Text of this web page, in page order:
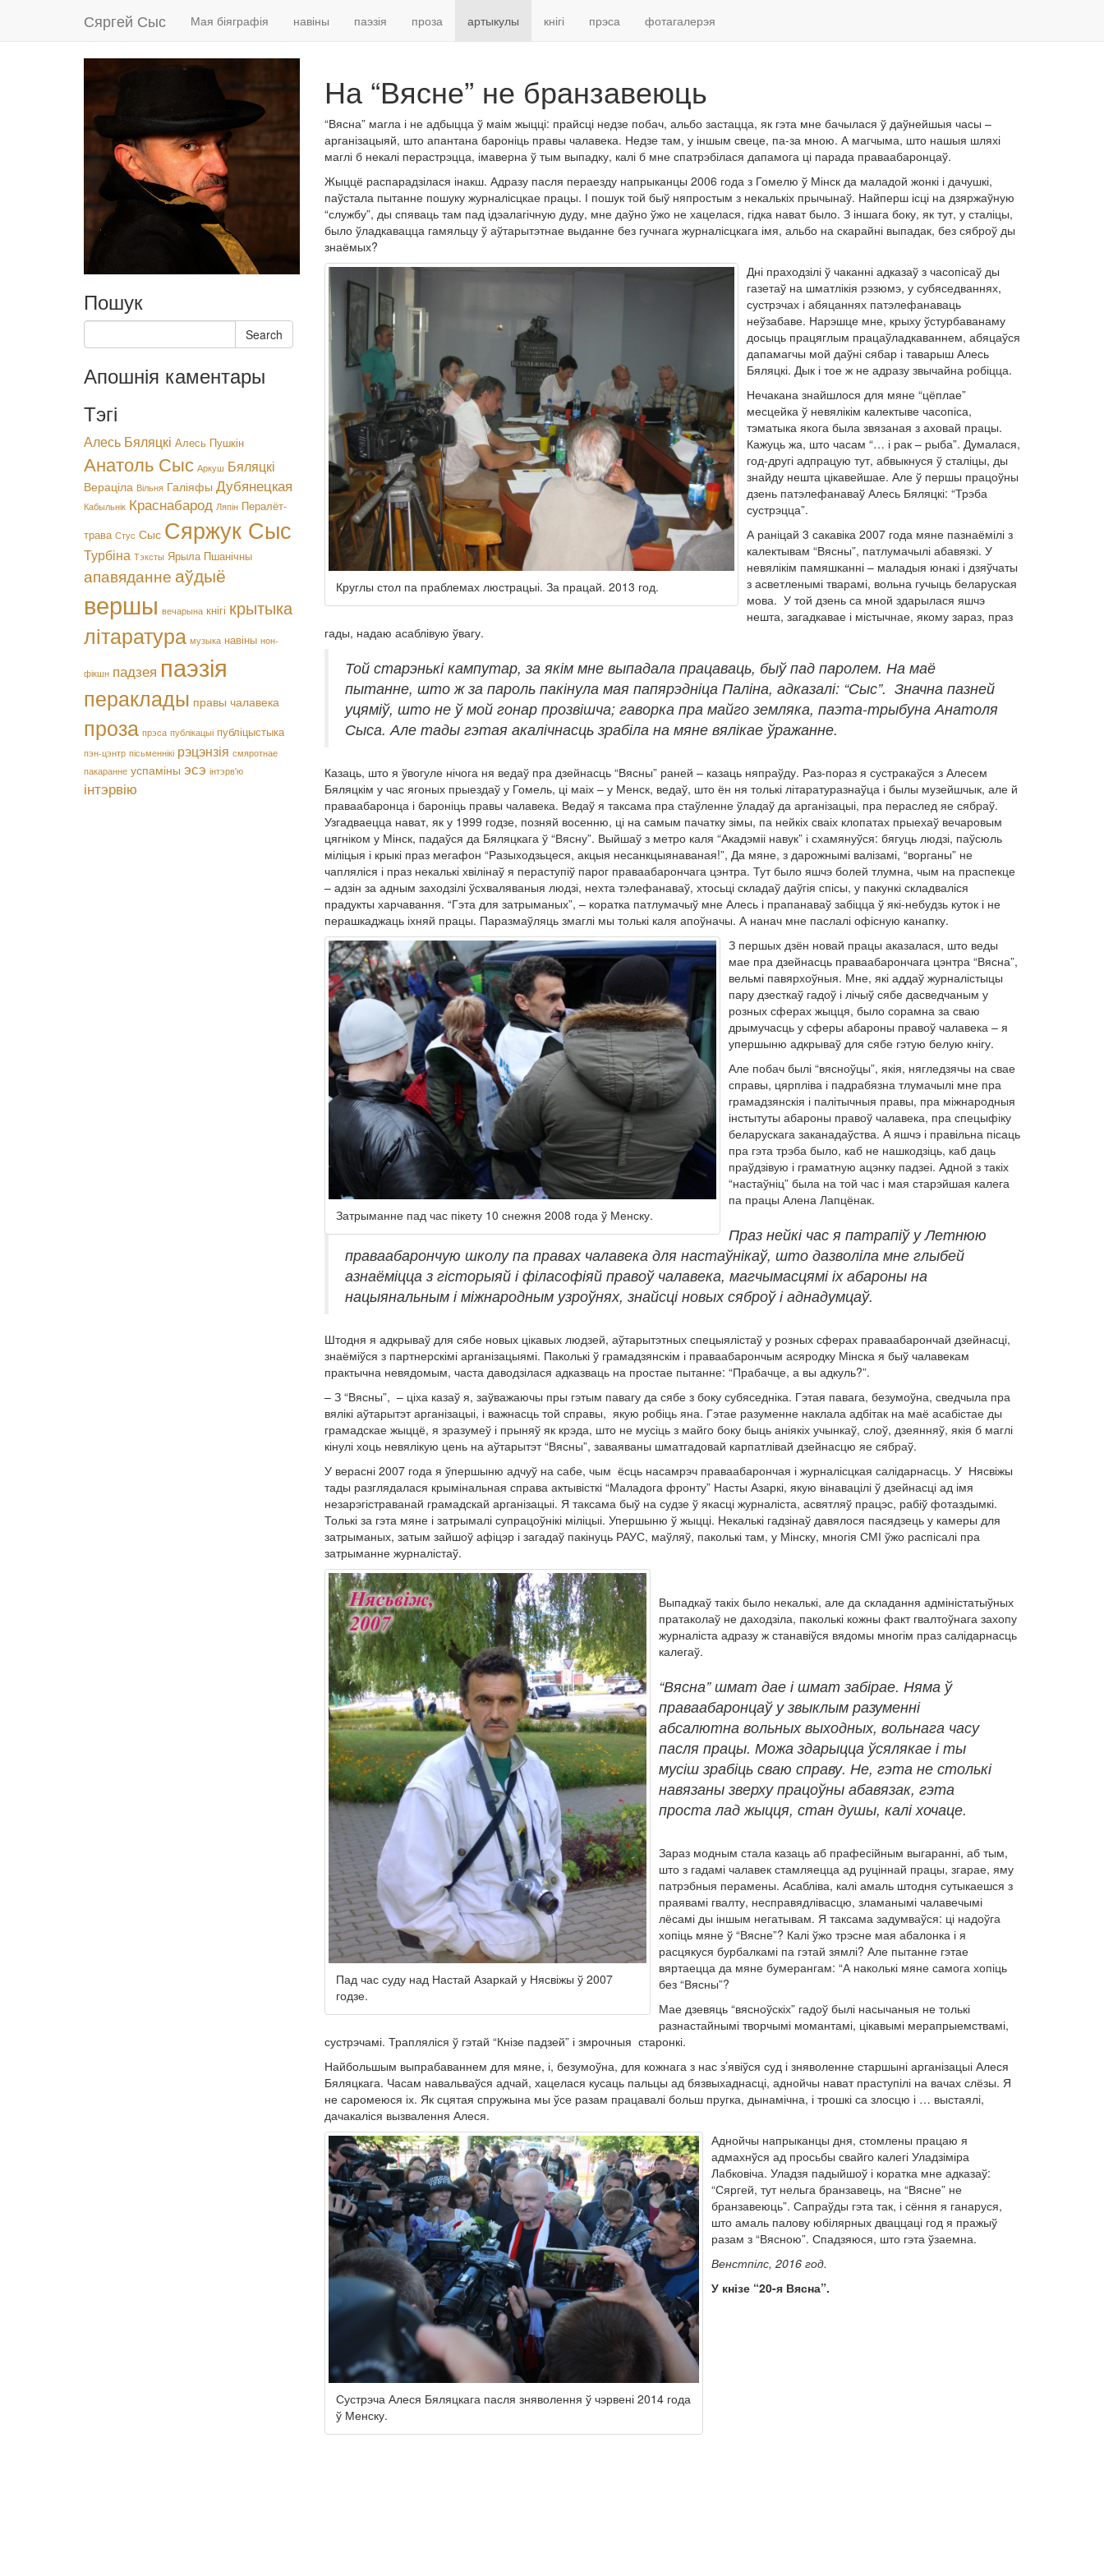
Сяргей Сыс Мая біяграфія навіны паэзія проза артыкулы кнігі прэса фотагалерэя
Пошук
Search
for:
Search
Апошнія каментары
Тэгі
Алесь Бяляцкі Алесь Пушкін
Анатоль Сыс Аркуш Бяляцкі
Вераціла Вільня Галіяфы Дубянецкая
Кабыльнік Краснабарод Ляпін Пералёт-
трава Стус Сыс Сяржук Сыс
Турбіна Тэксты Ярыла Пшанічны
апавяданне аўдыё
вершы вечарына кнігі крытыка
літаратура музыка навіны нон-
фікшн падзея паэзія
пераклады правы чалавека
проза прэса публікацыі публіцыстыка
пэн-цэнтр пісьменнікі рэцэнзія смяротнае
пакаранне успаміны эсэ інтэрв'ю
інтэрвію
На “Вясне” не бранзавеюць
“Вясна” магла і не адбыцца ў маім жыцці: прайсці недзе побач, альбо застацца, як гэта мне бачылася ў даўнейшыя часы –
арганізацыяй, што апантана бароніць правы чалавека. Недзе там, у іншым свеце, па-за мною. А магчыма, што нашыя шляхі
маглі б некалі перастрэцца, імаверна ў тым выпадку, калі б мне спатрэбілася дапамога ці парада праваабаронцаў.
Жыццё распарадзілася інакш. Адразу пасля пераезду напрыканцы 2006 года з Гомелю ў Мінск да маладой жонкі і дачушкі,
паўстала пытанне пошуку журналісцкае працы. І пошук той быў няпростым з некалькіх прычынаў. Найперш ісці на дзяржаўную
“службу”, ды спяваць там пад ідэалагічную дуду, мне даўно ўжо не хацелася, гідка нават было. З іншага боку, як тут, у сталіцы,
было ўладкавацца гамяльцу ў аўтарытэтнае выданне без гучнага журналісцкага імя, альбо на скарайні выпадак, без сяброў ды
знаёмых?
Круглы стол па праблемах люстрацыі. За працай. 2013 год.
Дні праходзілі ў чаканні адказаў з часопісаў ды
газетаў на шматлікія рэзюмэ, у субяседваннях,
сустрэчах і абяцаннях патэлефанаваць
неўзабаве. Нарэшце мне, крыху ўстурбаванаму
досыць працяглым працаўладкаваннем, абяцаўся
дапамагчы мой даўні сябар і таварыш Алесь
Бяляцкі. Дык і тое ж не адразу звычайна робіцца.
Нечакана знайшлося для мяне “цёплае”
месцейка ў невялікім калектыве часопіса,
тэматыка якога была звязаная з аховай працы.
Кажуць жа, што часам “… і рак – рыба”. Думалася,
год-другі адпрацую тут, абвыкнуся ў сталіцы, ды
знайду нешта цікавейшае. Але ў першы працоўны
дзень патэлефанаваў Алесь Бяляцкі: “Трэба
сустрэцца”.
А раніцай 3 сакавіка 2007 года мяне пазнаёмілі з
калектывам “Вясны”, патлумачылі абавязкі. У
невялікім памяшканні – маладыя юнакі і дзяўчаты
з асветленымі тварамі, вольна гучыць беларуская
мова. У той дзень са мной здарылася яшчэ
нешта, загадкавае і містычнае, якому зараз, праз
гады, надаю асаблівую ўвагу.
Той старэнькі кампутар, за якім мне выпадала працаваць, быў пад паролем. На маё
пытанне, што ж за пароль пакінула мая папярэдніца Паліна, адказалі: “Сыс”. Значна пазней
уцяміў, што не ў мой гонар прозвішча; гаворка пра майго земляка, паэта-трыбуна Анатоля
Сыса. Але тады гэтая акалічнасць зрабіла на мяне вялікае ўражанне.
Казаць, што я ўвогуле нічога ня ведаў пра дзейнасць “Вясны” раней – казаць няпраўду. Раз-пораз я сустракаўся з Алесем
Бяляцкім у час ягоных прыездаў у Гомель, ці маіх – у Менск, ведаў, што ён ня толькі літаратуразнаўца і былы музейшчык, але й
праваабаронца і бароніць правы чалавека. Ведаў я таксама пра стаўленне ўладаў да арганізацыі, пра пераслед яе сябраў.
Узгадваецца нават, як у 1999 годзе, позняй восенню, ці на самым пачатку зімы, па нейкіх сваіх клопатах прыехаў вечаровым
цягніком у Мінск, падаўся да Бяляцкага ў “Вясну”. Выйшаў з метро каля “Акадэміі навук” і схамянуўся: бягуць людзі, паўсюль
міліцыя і крыкі праз мегафон “Разыходзьцеся, акцыя несанкцыянаваная!”, Да мяне, з дарожнымі валізамі, “ворганы” не
чапляліся і праз некалькі хвілінаў я пераступіў парог праваабарончага цэнтра. Тут было яшчэ болей тлумна, чым на праспекце
– адзін за адным заходзілі ўсхваляваныя людзі, нехта тэлефанаваў, хтосьці складаў даўгія спісы, у пакункі складваліся
прадукты харчавання. “Гэта для затрыманых”, – коратка патлумачыў мне Алесь і прапанаваў забіцца ў які-небудзь куток і не
перашкаджаць іхняй працы. Паразмаўляць змаглі мы толькі каля апоўначы. А нанач мне паслалі офісную канапку.
Затрыманне пад час пікету 10 снежня 2008 года ў Менску.
З першых дзён новай працы аказалася, што веды
мае пра дзейнасць праваабарончага цэнтра “Вясна”,
вельмі павярхоўныя. Мне, які аддаў журналістыцы
пару дзесткаў гадоў і лічыў сябе дасведчаным у
розных сферах жыцця, было сорамна за сваю
дрымучасць у сферы абароны правоў чалавека – я
упершыню адкрываў для сябе гэтую белую кнігу.
Але побач былі “вясноўцы”, якія, нягледзячы на свае
справы, цярпліва і падрабязна тлумачылі мне пра
грамадзянскія і палітычныя правы, пра міжнародныя
інстытуты абароны правоў чалавека, пра спецыфіку
беларускага заканадаўства. А яшчэ і правільна пісаць
пра гэта трэба было, каб не нашкодзіць, каб даць
праўдзівую і граматную ацэнку падзеі. Адной з такіх
“настаўніц” была на той час і мая старэйшая калега
па працы Алена Лапцёнак.
Праз нейкі час я патрапіў у Летнюю
праваабарончую школу па правах чалавека для настаўнікаў, што дазволіла мне глыбей
азнаёміцца з гісторыяй і філасофіяй правоў чалавека, магчымасцямі іх абароны на
нацыянальным і міжнародным узроўнях, знайсці новых сяброў і аднадумцаў.
Штодня я адкрываў для сябе новых цікавых людзей, аўтарытэтных спецыялістаў у розных сферах праваабарончай дзейнасці,
знаёміўся з партнерскімі арганізацыямі. Паколькі ў грамадзянскім і праваабарончым асяродку Мінска я быў чалавекам
практычна невядомым, часта даводзілася адказваць на простае пытанне: “Прабачце, а вы адкуль?”.
– З “Вясны”, – ціха казаў я, заўважаючы пры гэтым павагу да сябе з боку субяседніка. Гэтая павага, безумоўна, сведчыла пра
вялікі аўтарытэт арганізацыі, і важнасць той справы, якую робіць яна. Гэтае разуменне наклала адбітак на маё асабістае ды
грамадскае жыццё, я зразумеў і прыняў як крэда, што не мусіць з майго боку быць аніякіх учынкаў, слоў, дзеянняў, якія б маглі
кінулі хоць невялікую цень на аўтарытэт “Вясны”, заваяваны шматгадовай карпатлівай дзейнасцю яе сябраў.
У верасні 2007 года я ўпершыню адчуў на сабе, чым ёсць насамрэч праваабарончая і журналісцкая салідарнасць. У Нясвіжы
тады разглядалася крымінальная справа актывісткі “Маладога фронту” Насты Азаркі, якую вінавацілі ў дзейнасці ад імя
незарэгістраванай грамадскай арганізацыі. Я таксама быў на судзе ў якасці журналіста, асвятляў працэс, рабіў фотаздымкі.
Толькі за гэта мяне і затрымалі супрацоўнікі міліцыі. Упершыню ў жыцці. Некалькі гадзінаў давялося пасядзець у камеры для
затрыманых, затым зайшоў афіцэр і загадаў пакінуць РАУС, маўляў, паколькі там, у Мінску, многія СМІ ўжо распісалі пра
затрыманне журналістаў.
Пад час суду над Настай Азаркай у Нясвіжы ў 2007
годзе.
Выпадкаў такіх было некалькі, але да складання адміністатыўных
пратаколаў не даходзіла, паколькі кожны факт гвалтоўнага захопу
журналіста адразу ж станавіўся вядомы многім праз салідарнасць
калегаў.
“Вясна” шмат дае і шмат забірае. Няма ў
праваабаронцаў у звыклым разуменні
абсалютна вольных выходных, вольнага часу
пасля працы. Можа здарыцца ўсялякае і ты
мусіш зрабіць сваю справу. Не, гэта не столькі
навязаны зверху працоўны абавязак, гэта
проста лад жыцця, стан душы, калі хочаце.
Зараз модным стала казаць аб прафесійным выгаранні, аб тым,
што з гадамі чалавек стамляецца ад руціннай працы, згарае, яму
патрэбныя перамены. Асабліва, калі амаль штодня сутыкаешся з
праявамі гвалту, несправядлівасцю, зламанымі чалавечымі
лёсамі ды іншым негатывам. Я таксама задумваўся: ці надоўга
хопіць мяне ў “Вясне”? Калі ўжо трэсне мая абалонка і я
расцякуся бурбалкамі па гэтай зямлі? Але пытанне гэтае
вяртаецца да мяне бумерангам: “А наколькі мяне самога хопіць
без “Вясны”?
Мае дзевяць “вясноўскіх” гадоў былі насычаныя не толькі
разнастайнымі творчымі момантамі, цікавымі мерапрыемствамі,
сустрэчамі. Трапляліся ў гэтай “Кнізе падзей” і змрочныя старонкі.
Найбольшым выпрабаваннем для мяне, і, безумоўна, для кожнага з нас з’явіўся суд і зняволенне старшыні арганізацыі Алеся
Бяляцкага. Часам навальваўся адчай, хацелася кусаць пальцы ад бязвыхаднасці, аднойчы нават праступілі на вачах слёзы. Я
не саромеюся іх. Як сцятая спружына мы ўсе разам працавалі больш пругка, дынамічна, і трошкі са злосцю і … выстаялі,
дачакаліся вызвалення Алеся.
Сустрэча Алеся Бяляцкага пасля зняволення ў чэрвені 2014 года
ў Менску.
Аднойчы напрыканцы дня, стомлены працаю я
адмахнўся ад просьбы свайго калегі Уладзіміра
Лабковіча. Уладзя падыйшоў і коратка мне адказаў:
“Сяргей, тут нельга бранзавець, на “Вясне” не
бранзавеюць”. Сапраўды гэта так, і сёння я ганаруся,
што амаль палову юбілярных дваццаці год я пражыў
разам з “Вясною”. Спадзяюся, што гэта ўзаемна.
Венстпілс, 2016 год.
У кнізе “20-я Вясна”.